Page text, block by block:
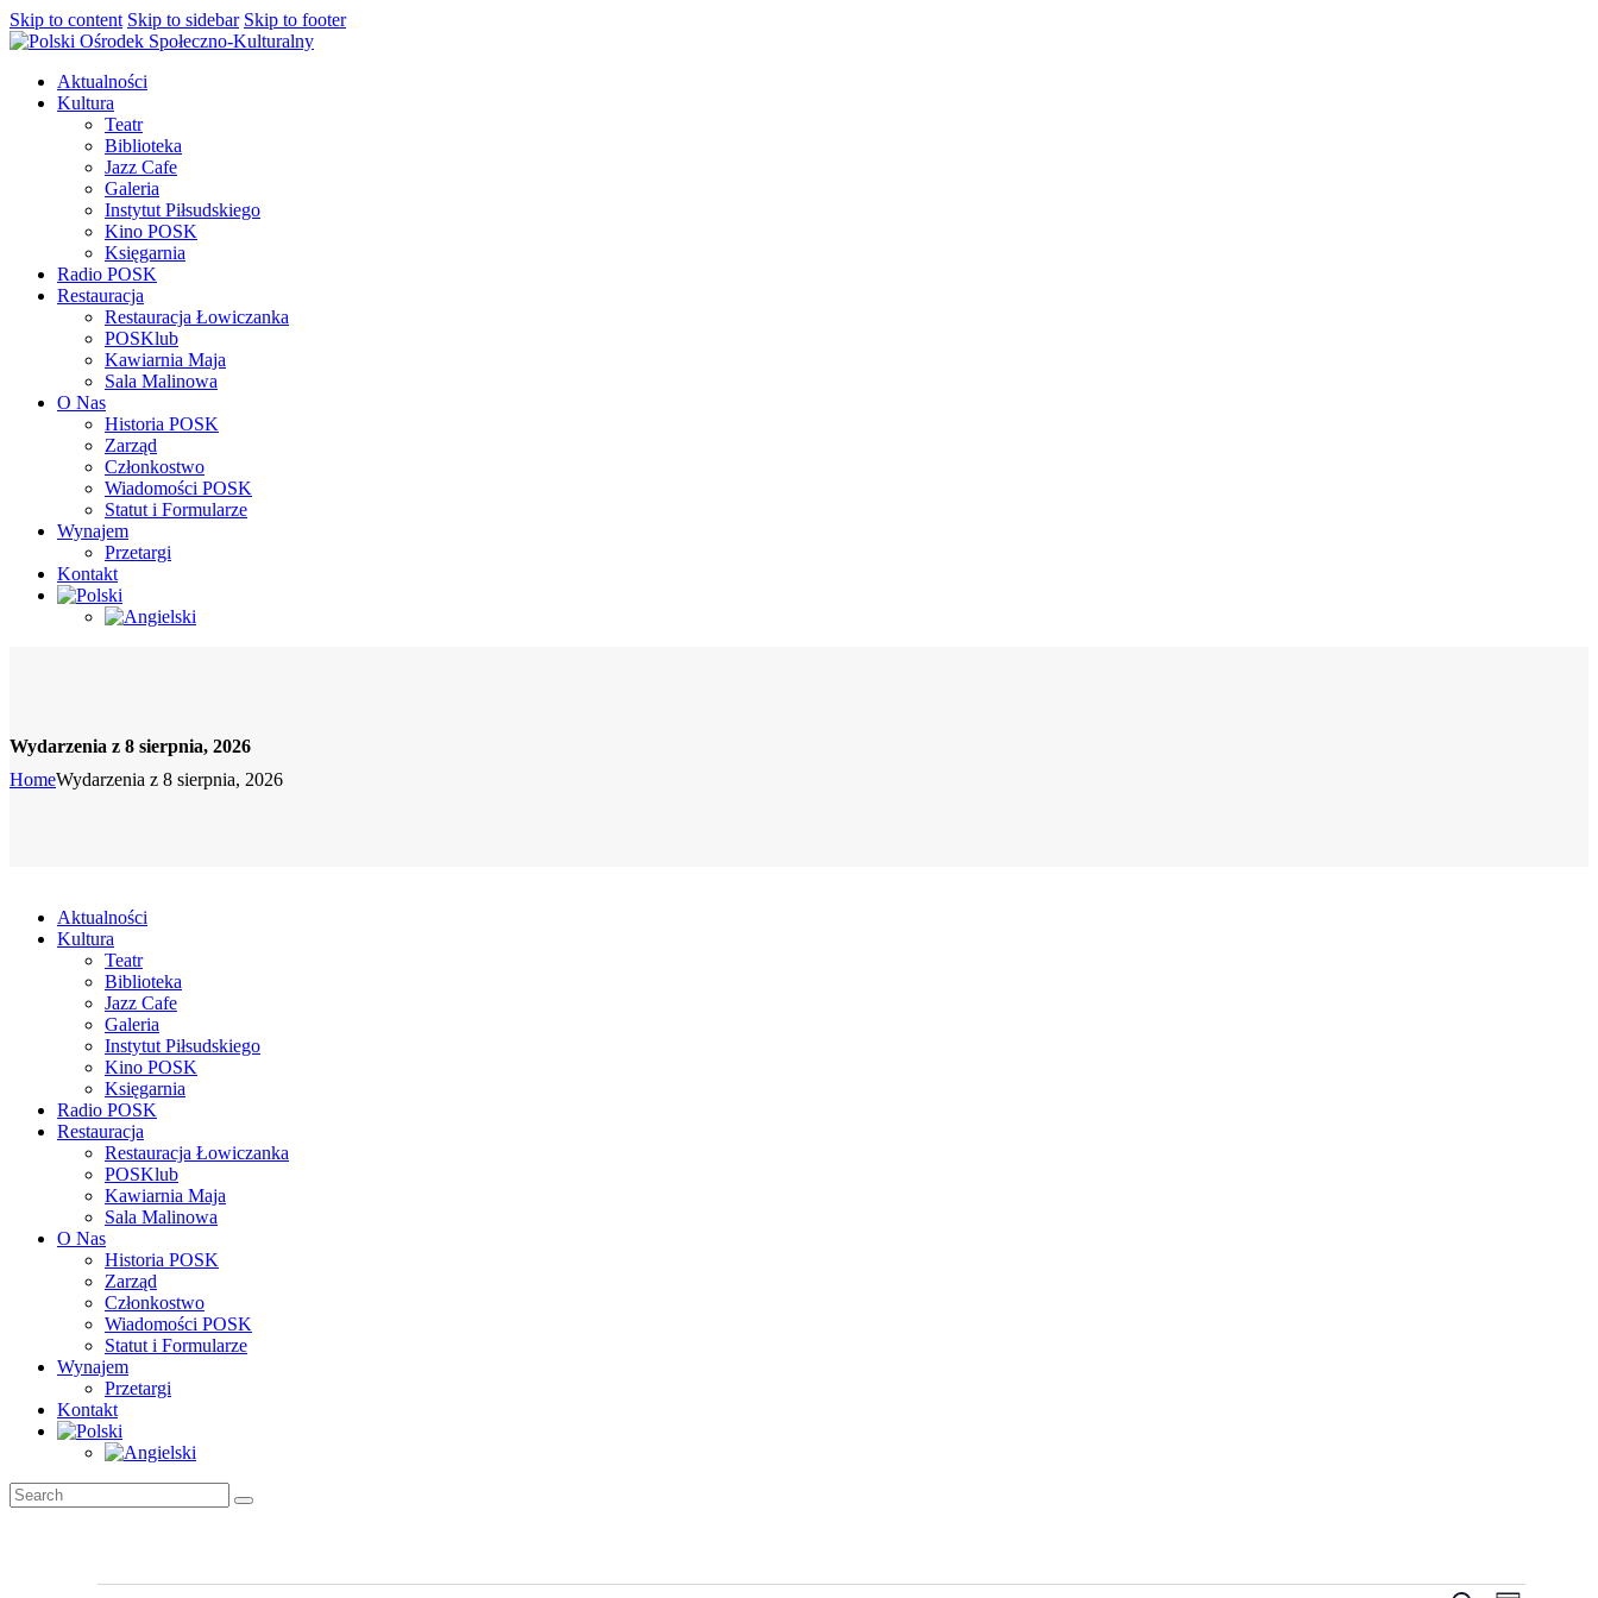
Skip to content Skip to sidebar Skip to footer
Aktualności
Kultura
Teatr
Biblioteka
Jazz Cafe
Galeria
Instytut Piłsudskiego
Kino POSK
Księgarnia
Radio POSK
Restauracja
Restauracja Łowiczanka
POSKlub
Kawiarnia Maja
Sala Malinowa
O Nas
Historia POSK
Zarząd
Członkostwo
Wiadomości POSK
Statut i Formularze
Wynajem
Przetargi
Kontakt
Wydarzenia z 8 sierpnia, 2026
HomeWydarzenia z 8 sierpnia, 2026
Aktualności
Kultura
Teatr
Biblioteka
Jazz Cafe
Galeria
Instytut Piłsudskiego
Kino POSK
Księgarnia
Radio POSK
Restauracja
Restauracja Łowiczanka
POSKlub
Kawiarnia Maja
Sala Malinowa
O Nas
Historia POSK
Zarząd
Członkostwo
Wiadomości POSK
Statut i Formularze
Wynajem
Przetargi
Kontakt